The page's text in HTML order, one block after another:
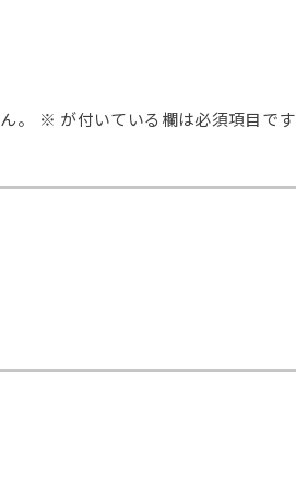
。 ※ が付いている欄は必須項目です